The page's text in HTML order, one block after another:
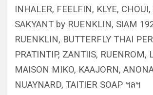
INHALER, FEELFIN, KLYE,
SAKYANT by RUENKLIN, SIAM
RUENKLIN, BUTTERFLY THAI
PRATINTIP, ZANTIIS, RUENROM,
MAISON MIKO, KAAJORN,
NUAYNARD, TAITIER SOAP ฯลฯ